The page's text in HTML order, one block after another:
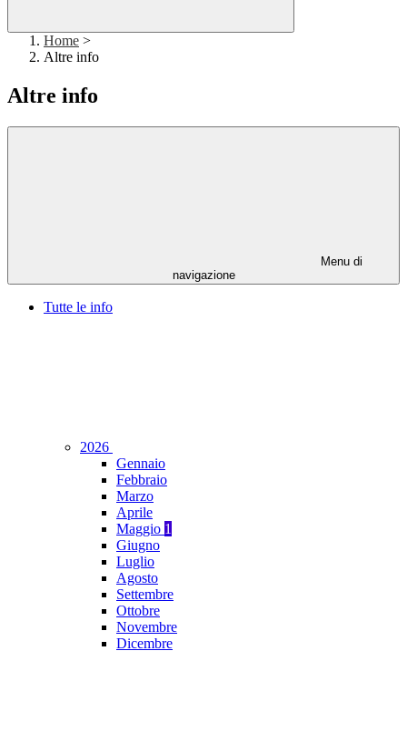
Home >
Altre info
Altre info
Menu di
navigazione
Tutte le info
2026
Gennaio
Febbraio
Marzo
Aprile
Maggio 1
Giugno
Luglio
Agosto
Settembre
Ottobre
Novembre
Dicembre